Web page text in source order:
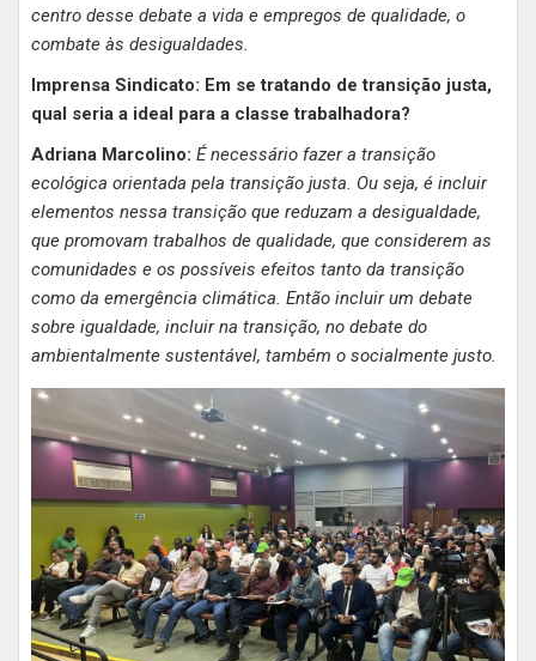
centro desse debate a vida e empregos de qualidade, o
combate às desigualdades.
Imprensa Sindicato: Em se tratando de transição justa,
qual seria a ideal para a classe trabalhadora?
Adriana Marcolino: É necessário fazer a transição
ecológica orientada pela transição justa. Ou seja, é incluir
elementos nessa transição que reduzam a desigualdade,
que promovam trabalhos de qualidade, que considerem as
comunidades e os possíveis efeitos tanto da transição
como da emergência climática. Então incluir um debate
sobre igualdade, incluir na transição, no debate do
ambientalmente sustentável, também o socialmente justo.